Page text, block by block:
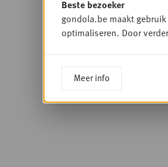
Beste bezoeker
gondola.be maakt
optimaliseren. Door
Meer info